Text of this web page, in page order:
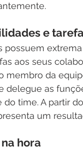
e
possuem
aos seus
membro da
delegue as
time. A partir
um
hora